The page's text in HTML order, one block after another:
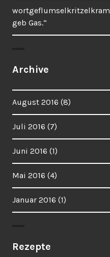
wortgeflumselkritzelkram
geb Gas.“
Archive
August 2016 (8)
Juli 2016 (7)
Juni 2016 (1)
Mai 2016 (4)
Januar 2016 (1)
Rezepte